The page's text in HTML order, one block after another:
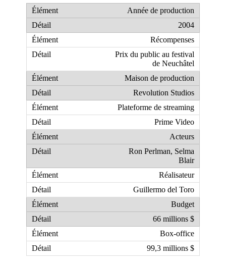
Année de production
2004
Récompenses
Prix du public au festival
de Neuchâtel
Maison de production
Revolution Studios
Plateforme de streaming
Prime Video
Acteurs
Ron Perlman, Selma
Blair
Réalisateur
Guillermo del Toro
Budget
66 millions $
Box-office
99,3 millions $